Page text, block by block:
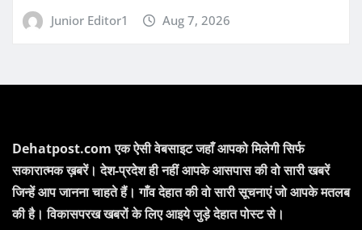
Junior Editor1 Aug 7, 2026
Dehatpost.com एक ऐसी वेबसाइट जहाँ आपको मिलेगी सिर्फ
सकारात्मक ख़बरें। देश-प्रदेश ही नहीं आपके आसपास की वो सारी खबरें
जिन्हें आप जानना चाहते हैं। गाँव देहात की वो सारी सूचनाएं जो आपके मतलब
की है। विकासपरख खबरों के लिए आइये जुड़े देहात पोस्ट से।